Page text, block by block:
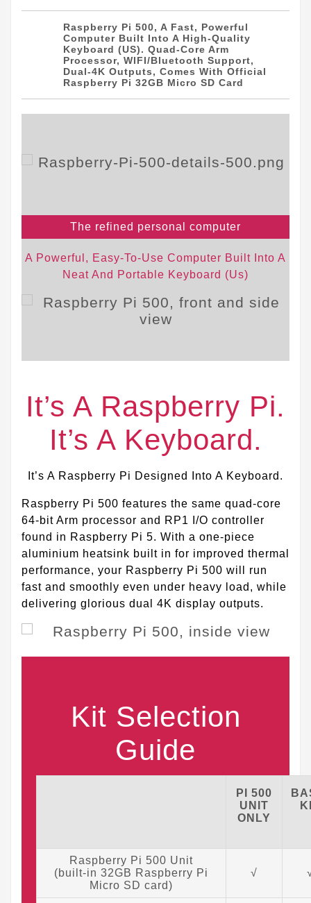
Raspberry Pi 500, A Fast, Powerful
Computer Built Into A High-Quality
Keyboard (US). Quad-Core Arm
Processor, WIFI/Bluetooth Support,
Dual-4K Outputs, Comes With Official
Raspberry Pi 32GB Micro SD Card
The refined personal computer
A Powerful, Easy-To-Use Computer Built Into A
Neat And Portable Keyboard (Us)
It’s A Raspberry Pi.
It’s A Keyboard.
It’s A Raspberry Pi Designed Into A Keyboard.
Raspberry Pi 500 features the same quad-core
64-bit Arm processor and RP1 I/O controller
found in Raspberry Pi 5. With a one-piece
aluminium heatsink built in for improved thermal
performance, your Raspberry Pi 500 will run
fast and smoothly even under heavy load, while
delivering glorious dual 4K display outputs.
Kit Selection
Guide
PI 500
UNIT
ONLY
Raspberry Pi 500 Unit
(built-in 32GB Raspberry Pi
Micro SD card)
√